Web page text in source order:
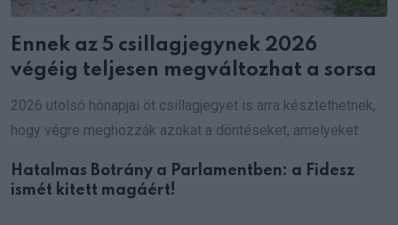
Ennek az 5 csillagjegynek 2026
végéig teljesen megváltozhat a sorsa
2026 utolsó hónapjai öt csillagjegyet is arra késztethetnek,
hogy végre meghozzák azokat a döntéseket, amelyeket
Hatalmas Botrány a Parlamentben: a Fidesz
ismét kitett magáért!